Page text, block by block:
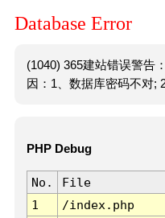
Database Error
(1040) 365建站错误警告
因：1、数据库密码不对;
PHP Debug
No. File
1
/index.php